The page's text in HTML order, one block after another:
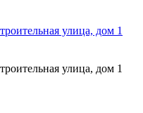
улица, дом 1
улица, дом 1